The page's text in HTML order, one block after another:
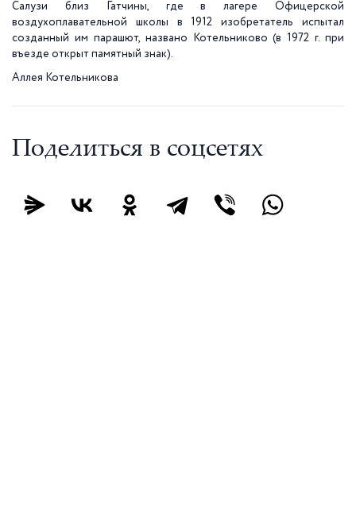
Салузи близ Гатчины, где в лагере Офицерской
воздухоплавательной школы в 1912 изобретатель испытал
созданный им парашют, названо Котельниково (в 1972 г. при
въезде открыт памятный знак).
Аллея Котельникова
Поделиться в соцсетях